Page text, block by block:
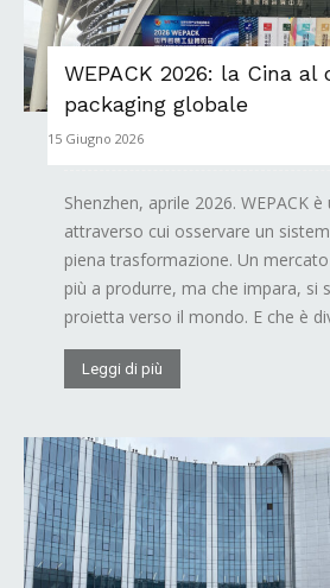
WEPACK 2026: la Cina
packaging globale
15 Giugno 2026
Shenzhen, aprile 2026. WEPACK
attraverso cui osservare un
piena trasformazione. Un
più a produrre, ma che impara, si
proietta verso il mondo. E che è
Leggi di più